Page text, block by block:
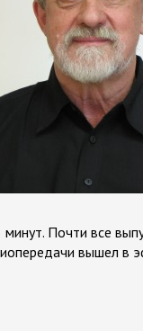
Почти все
вышел в